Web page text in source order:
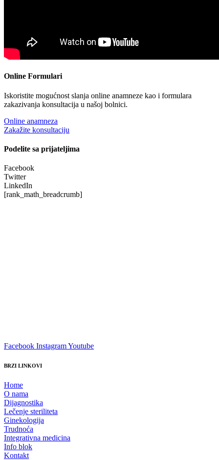
Online Formulari
Iskoristite mogućnost slanja online anamneze kao i formulara
zakazivanja konsultacija u našoj bolnici.
Online anamneza
Zakažite konsultaciju
Podelite sa prijateljima
Facebook
Twitter
LinkedIn
[rank_math_breadcrumb]
Facebook InstagramYoutube
BRZI LINKOVI
Home
O nama
Dijagnostika
Lečenje steriliteta
Ginekologija
Trudnoća
Integrativna medicina
Info blok
Kontakt